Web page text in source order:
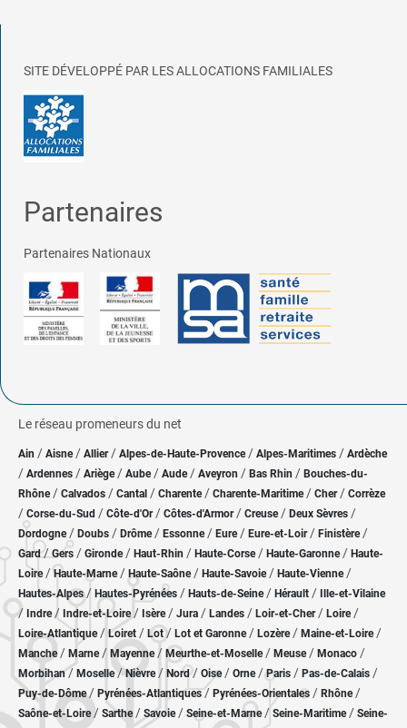
SITE DÉVELOPPÉ PAR LES ALLOCATIONS FAMILIALES
Partenaires
Partenaires Nationaux
Le réseau promeneurs du net
Ain / Aisne/ Allier/ Alpes-de-Haute-Provence / Alpes-Maritimes / Ardèche
/ Ardennes / Ariège/ Aube/ Aude / Aveyron / Bas Rhin / Bouches-du-
Rhône/ Calvados / Cantal / Charente / Charente-Maritime/ Cher / Corrèze
/ Corse-du-Sud / Côte-d'Or / Côtes-d'Armor/ Creuse/ Deux Sèvres /
Dordogne/ Doubs / Drôme/ Essonne / Eure/ Eure-et-Loir / Finistère/
Gard/Gers / Gironde/ Haut-Rhin / Haute-Corse/ Haute-Garonne/ Haute-
Loire/Haute-Marne/ Haute-Saône/ Haute-Savoie/ Haute-Vienne/
Hautes-Alpes/ Hautes-Pyrénées / Hauts-de-Seine/ Hérault / Ille-et-Vilaine
/ Indre/ Indre-et-Loire/ Isère/ Jura / Landes / Loir-et-Cher/ Loire/
Loire-Atlantique/ Loiret / Lot/ Lot et Garonne/ Lozère / Maine-et-Loire/
Manche/ Marne/ Mayenne/ Meurthe-et-Moselle/ Meuse/ Monaco /
Morbihan/ Moselle/ Nièvre / Nord/ Oise / Orne/Paris / Pas-de-Calais /
Puy-de-Dôme/ Pyrénées-Atlantiques / Pyrénées-Orientales / Rhône/
Saône-et-Loire/ Sarthe/ Savoie/ Seine-et-Marne/ Seine-Maritime/ Seine-